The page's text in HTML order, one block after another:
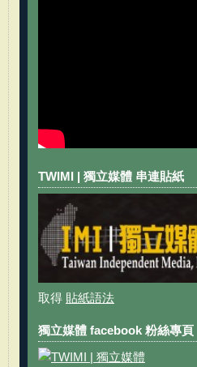
TWIMI | 獨立媒體 串連貼紙
取得 貼紙語法
獨立媒體 facebook 粉絲專頁